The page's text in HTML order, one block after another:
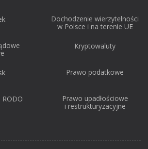
Dochodzenie wierzytelności
w Polsce i na terenie UE
Kryptowaluty
Prawo podatkowe
Prawo upadłościowe
i restrukturyzacyjne